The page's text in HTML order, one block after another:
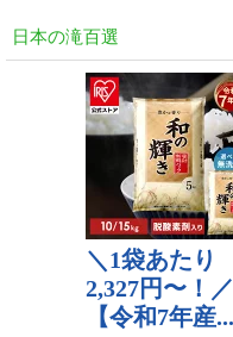
日本の滝百選